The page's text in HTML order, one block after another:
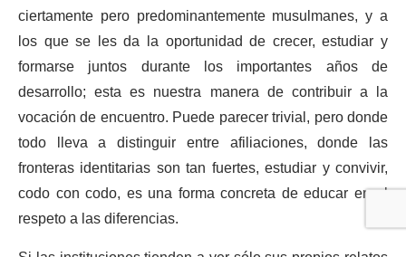
ciertamente pero predominantemente musulmanes, y a
los que se les da la oportunidad de crecer, estudiar y
formarse juntos durante los importantes años de
desarrollo; esta es nuestra manera de contribuir a la
vocación de encuentro. Puede parecer trivial, pero donde
todo lleva a distinguir entre afiliaciones, donde las
fronteras identitarias son tan fuertes, estudiar y convivir,
codo con codo, es una forma concreta de educar en el
respeto a las diferencias.